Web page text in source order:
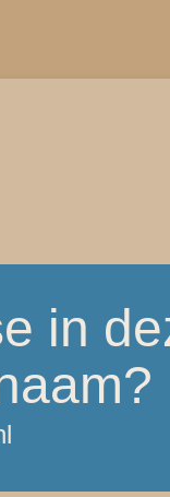
in